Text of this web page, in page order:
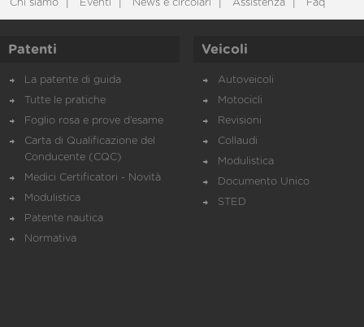
Chi siamo Eventi News e circolari Assistenza Faq
Patenti
La patente di guida
Tutte le pratiche
Foglio rosa e prove d’esame
Carta di Qualificazione del
Conducente (CQC)
Medici Certificatori - Novità
Modulistica
Patente nautica
Normativa
Veicoli
Autoveicoli
Motocicli
Revisioni
Collaudi
Modulistica
Documento Unico
STED